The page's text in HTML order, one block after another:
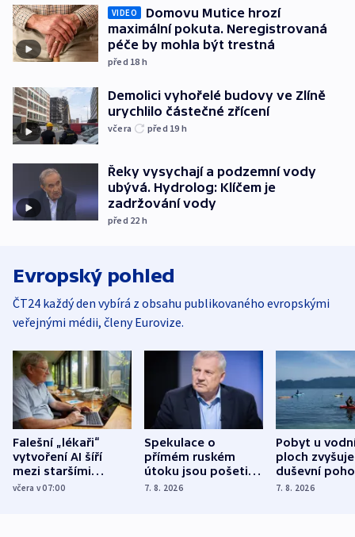
VIDEO
Domovu Mutice hrozí
maximální pokuta. Neregistrovaná
péče by mohla být trestná
před 18 h
Demolici vyhořelé budovy ve Zlíně
urychlilo částečné zřícení
včera před 19 h
Řeky vysychají a podzemní vody
ubývá. Hydrolog: Klíčem je
zadržování vody
před 22 h
Evropský pohled
ČT24 každý den vybírá z obsahu publikovaného evropskými
veřejnými médii, členy Eurovize.
Falešní „lékaři“
vytvoření AI šíří
mezi staršími
Poláky nebezpečné
včera v 07:00
Spekulace o
přímém ruském
útoku jsou pošetilé,
míní estonský
7. 8. 2026
Pobyt u
ploch zvyšuje
duševní
ukázala
7. 8. 2026